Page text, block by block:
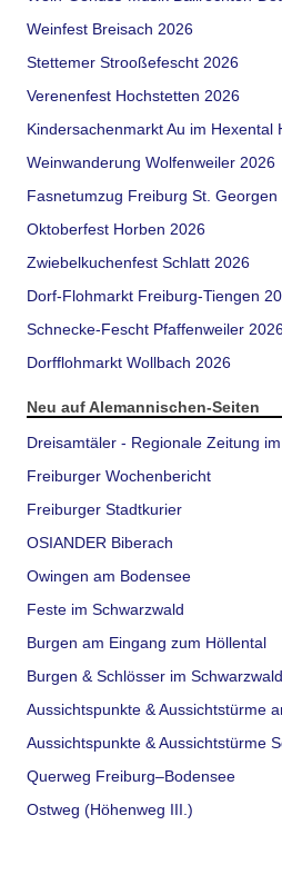
Weinfest Breisach 2026
Stettemer Strooßefescht 2026
Verenenfest Hochstetten 2026
Kindersachenmarkt Au im Hexental
Weinwanderung Wolfenweiler 2026
Fasnetumzug Freiburg St. Georgen
Oktoberfest Horben 2026
Zwiebelkuchenfest Schlatt 2026
Dorf-Flohmarkt Freiburg-Tiengen
Schnecke-Fescht Pfaffenweiler
Dorfflohmarkt Wollbach 2026
Neu auf Alemannischen-Seiten
Dreisamtäler - Regionale Zeitung
Freiburger Wochenbericht
Freiburger Stadtkurier
OSIANDER Biberach
Owingen am Bodensee
Feste im Schwarzwald
Burgen am Eingang zum Höllental
Burgen & Schlösser im Schwarzwald
Aussichtspunkte & Aussichtstürme
Aussichtspunkte & Aussichtstürme
Querweg Freiburg–Bodensee
Ostweg (Höhenweg III.)